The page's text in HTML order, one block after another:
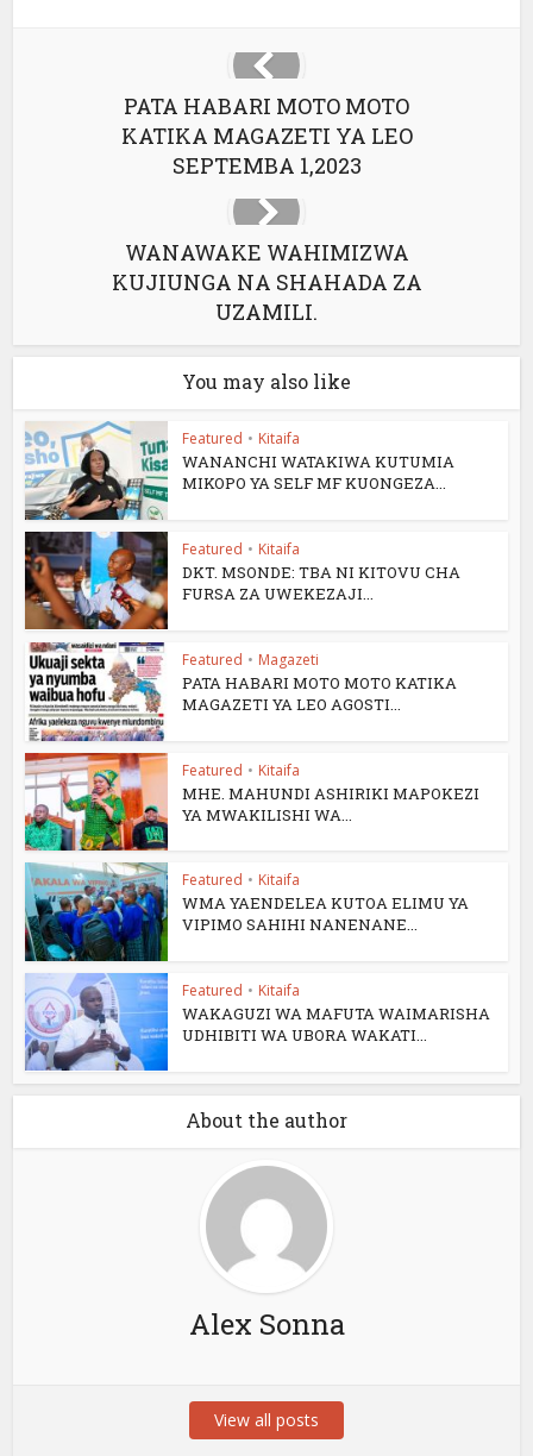
PATA HABARI MOTO MOTO
KATIKA MAGAZETI YA LEO
SEPTEMBA 1,2023
WANAWAKE WAHIMIZWA
KUJIUNGA NA SHAHADA ZA
UZAMILI.
You may also like
Featured • Kitaifa
WANANCHI WATAKIWA KUTUMIA
MIKOPO YA SELF MF KUONGEZA...
Featured • Kitaifa
DKT. MSONDE: TBA NI KITOVU CHA
FURSA ZA UWEKEZAJI...
Featured • Magazeti
PATA HABARI MOTO MOTO KATIKA
MAGAZETI YA LEO AGOSTI...
Featured • Kitaifa
MHE. MAHUNDI ASHIRIKI MAPOKEZI
YA MWAKILISHI WA...
Featured • Kitaifa
WMA YAENDELEA KUTOA ELIMU YA
VIPIMO SAHIHI NANENANE...
Featured • Kitaifa
WAKAGUZI WA MAFUTA WAIMARISHA
UDHIBITI WA UBORA WAKATI...
About the author
Alex Sonna
View all posts